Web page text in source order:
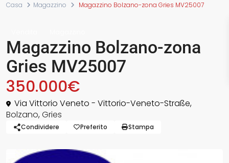
Casa Magazzino Magazzino Bolzano-zona Gries MV25007
Magazzino Bolzano-zona
Gries MV25007
350.000€
Via Vittorio Veneto - Vittorio-Veneto-Straße,
Bolzano,Gries
Condividere Preferito Stampa